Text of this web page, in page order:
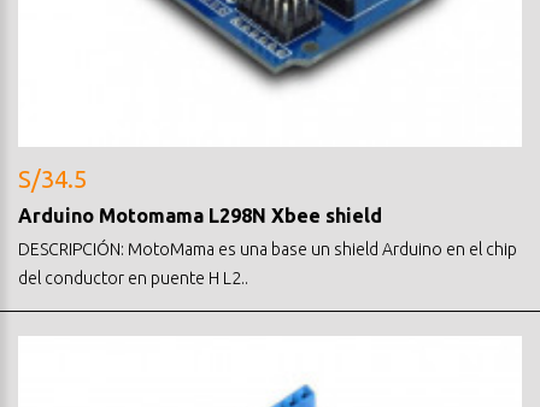
S/34.5
Arduino Motomama L298N Xbee shield
DESCRIPCIÓN: MotoMama es una base un shield Arduino en el chip
del conductor en puente H L2..